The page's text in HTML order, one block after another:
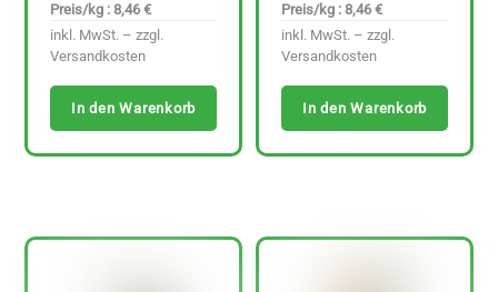
Preis/kg : 8,46 €
inkl. MwSt. – zzgl.
Versandkosten
In den Warenkorb
Preis/kg : 8,46 €
inkl. MwSt. – zzgl.
Versandkosten
In den Warenkorb